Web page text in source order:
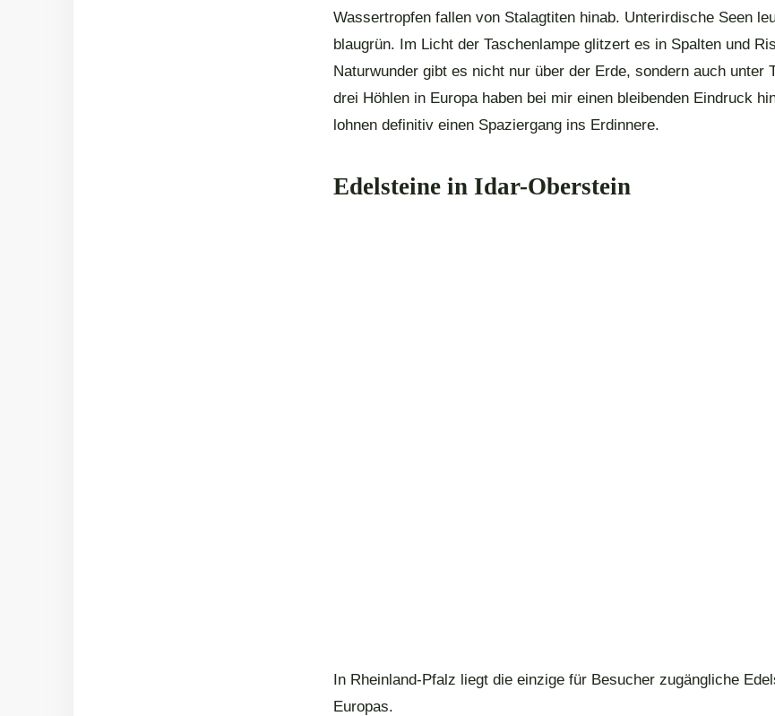
Wassertropfen fallen von Stalagtiten hinab. Unterirdische Seen
blaugrün. Im Licht der Taschenlampe glitzert es in Spalten und
Naturwunder gibt es nicht nur über der Erde, sondern auch unter
drei Höhlen in Europa haben bei mir einen bleibenden Eindruck
lohnen definitiv einen Spaziergang ins Erdinnere.
Edelsteine in Idar-Oberstein
In Rheinland-Pfalz liegt die einzige für Besucher zugängliche
Europas.